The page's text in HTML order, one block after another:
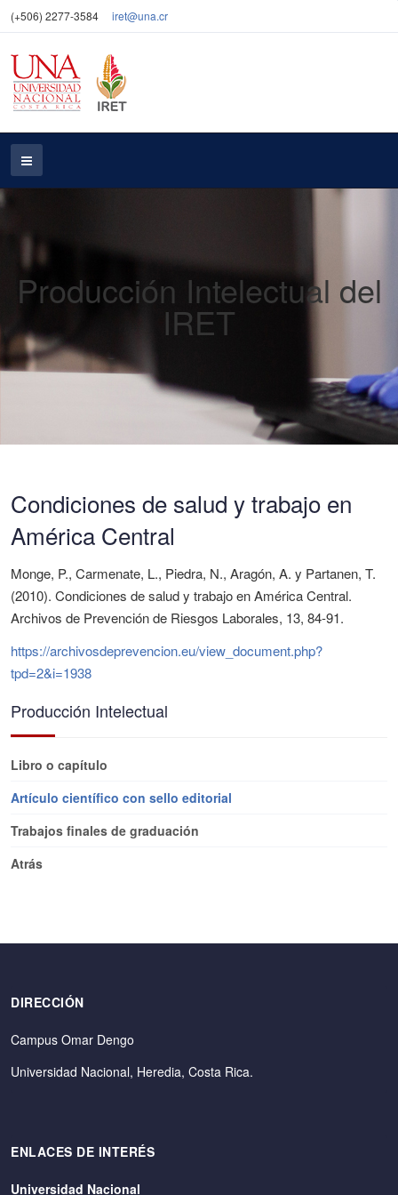
(+506) 2277-3584 iret@una.cr
Producción Intelectual del
IRET
Condiciones de salud y trabajo en
América Central
Monge, P., Carmenate, L., Piedra, N., Aragón, A. y Partanen, T.
(2010). Condiciones de salud y trabajo en América Central.
Archivos de Prevención de Riesgos Laborales, 13, 84-91.
https://archivosdeprevencion.eu/view_document.php?
tpd=2&i=1938
Producción Intelectual
Libro o capítulo
Artículo científico con sello editorial
Trabajos finales de graduación
Atrás
DIRECCIÓN
Campus Omar Dengo
Universidad Nacional, Heredia, Costa Rica.
ENLACES DE INTERÉS
Universidad Nacional